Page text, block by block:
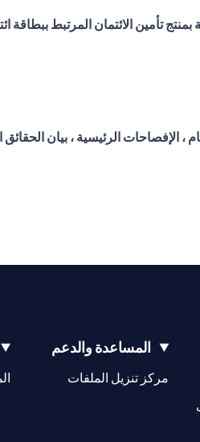
تأمين الائتمان المرتبط ببطاقة
الإفصاحات الرئيسية ، بيان الحقائق
المساعدة والدعم
مركز تنزيل الملفات